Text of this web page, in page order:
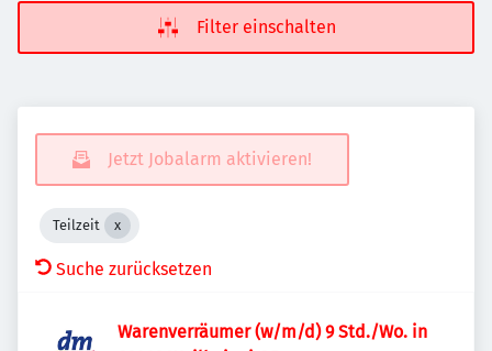
Filter einschalten
Jetzt Jobalarm aktivieren!
Teilzeit
Suche zurücksetzen
Warenverräumer (w/m/d) 9 Std./Wo. in